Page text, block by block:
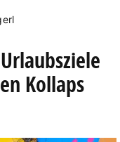
Kollaps